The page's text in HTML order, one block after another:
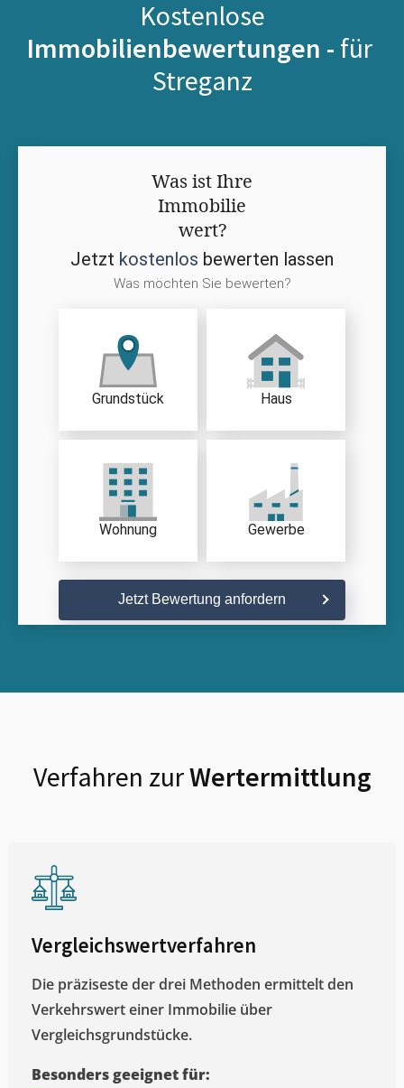
Kostenlose
Immobilienbewertungen - für
Streganz
Was ist Ihre
Immobilie
wert?
Jetzt kostenlos bewerten lassen
Was möchten Sie bewerten?
Grundstück Haus
Wohnung Gewerbe
Jetzt Bewertung anfordern
Verfahren zurWertermittlung
Vergleichswertverfahren
Die präziseste der drei Methoden ermittelt den
Verkehrswert einer Immobilie über
Vergleichsgrundstücke.
Besonders geeignet für: